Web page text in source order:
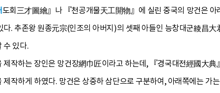
도회三才圖繪』나 『천공개물天工開物』에 실린 중국의 망건은
다. 추존왕 원종元宗(인조의 아버지)의 셋째 아들인 능창대군綾昌
수 있다.
제작하는 장인은 망건장網巾匠이라고 하는데, 『경국대전經國大
제작하게 하였다. 망건은 상중하 삼단으로 구분하여, 아래쪽에는 가